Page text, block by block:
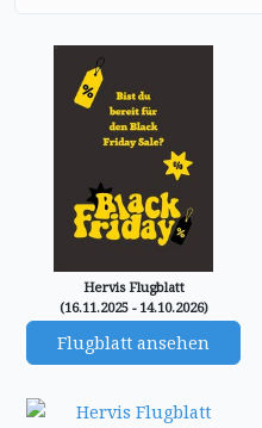
Hervis Flugblatt
(16.11.2025 - 14.10.2026)
Flugblatt ansehen